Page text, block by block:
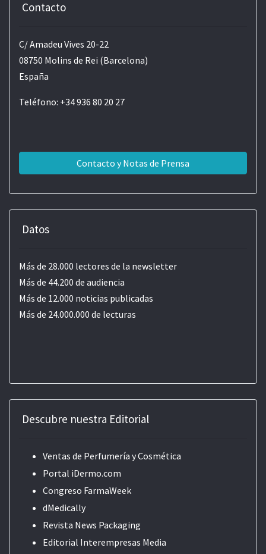
Contacto
C/ Amadeu Vives 20-22
08750 Molins de Rei (Barcelona)
España
Teléfono: +34 936 80 20 27
Contacto y Notas de Prensa
Datos
Más de 28.000 lectores de la newsletter
Más de 44.200 de audiencia
Más de 12.000 noticias publicadas
Más de 24.000.000 de lecturas
Descubre nuestra Editorial
Ventas de Perfumería y Cosmética
Portal iDermo.com
Congreso FarmaWeek
dMedically
Revista News Packaging
Editorial Interempresas Media